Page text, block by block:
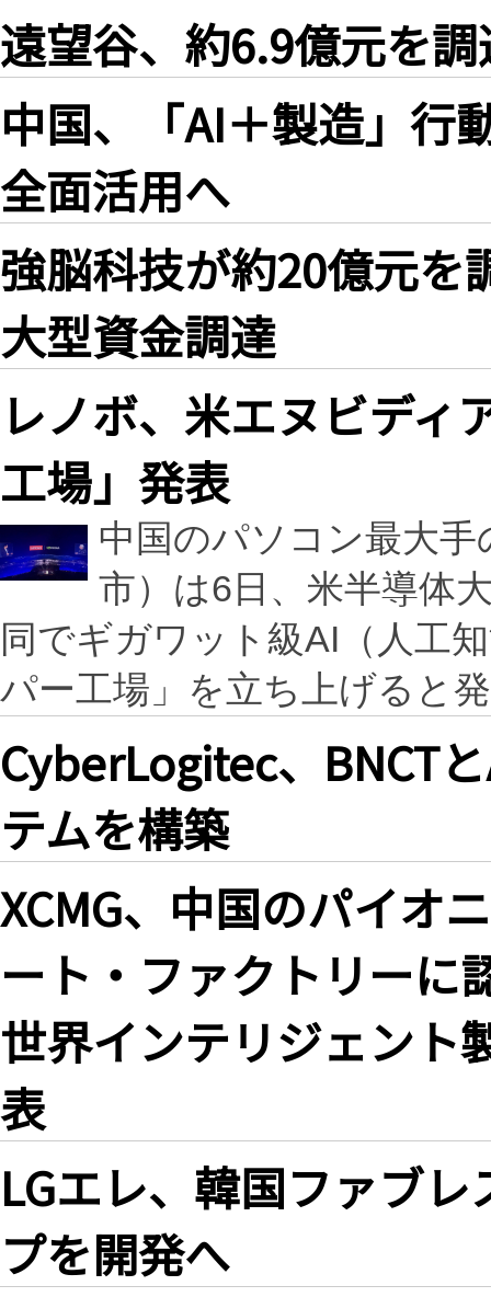
遠望谷、約6.9億元を
中国、「AI＋製造」
全面活用へ
強脳科技が約20億元を
大型資金調達
レノボ、米エヌビディ
工場」発表
中国のパソコン最大
市）は6日、米半導体
同でギガワット級AI（人工
パー工場」を立ち上げると
CyberLogitec、BNCT
テムを構築
XCMG、中国のパイオ
ート・ファクトリーに
世界インテリジェント
表
LGエレ、韓国ファブ
プを開発へ